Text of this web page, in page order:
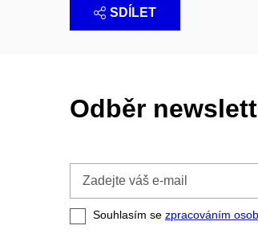
SDÍLET
Odběr
e-
mail
Souhlasím se zpracováním